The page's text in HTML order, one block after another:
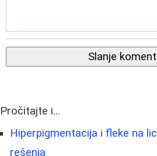
Slanje
Pročitajte i...
Hiperpigmentacija i fleke na
rešenja